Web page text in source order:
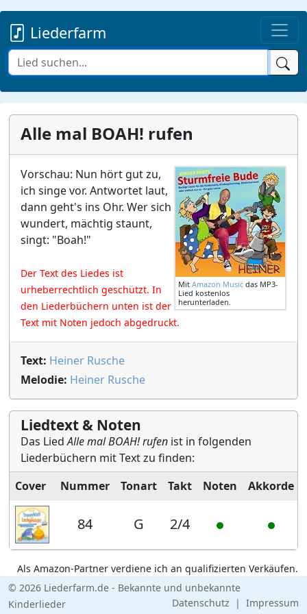
Liederfarm
Alle mal BOAH! rufen
Mit Amazon Music das MP3-
Lied kostenlos
herunterladen.
Vorschau: Nun hört gut zu,
ich singe vor. Antwortet laut,
dann geht's ins Ohr. Wer sich
wundert, mächtig staunt,
singt: "Boah!"
Der Text des Liedes ist
urheberrechtlich geschützt. In
den Liederbüchern unten ist der
Text mit Noten jedoch abgedruckt.
Text: Heiner Rusche
Melodie: Heiner Rusche
Liedtext & Noten
Das LiedAlle mal BOAH! rufen ist in folgenden
Liederbüchern mit Text zu finden:
Cover
Nummer Tonart Takt Noten Akkorde
84 G 2/4
Als Amazon-Partner verdiene ich an qualifizierten Verkäufen.
© 2026 Liederfarm.de - Bekannte und unbekannte
Kinderlieder
Datenschutz | Impressum